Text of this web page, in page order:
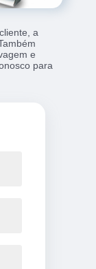
a
e
para